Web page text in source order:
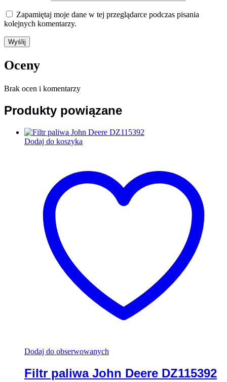
Zapamiętaj moje dane w tej przeglądarce podczas pisania
kolejnych komentarzy.
Oceny
Brak ocen i komentarzy
Produkty powiązane
Dodaj do koszyka
Dodaj do obserwowanych
Filtr paliwa John Deere DZ115392